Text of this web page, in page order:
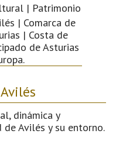
| Patrimonio
| Comarca de
| Costa de
de Asturias
dinámica y
Avilés y su entorno.